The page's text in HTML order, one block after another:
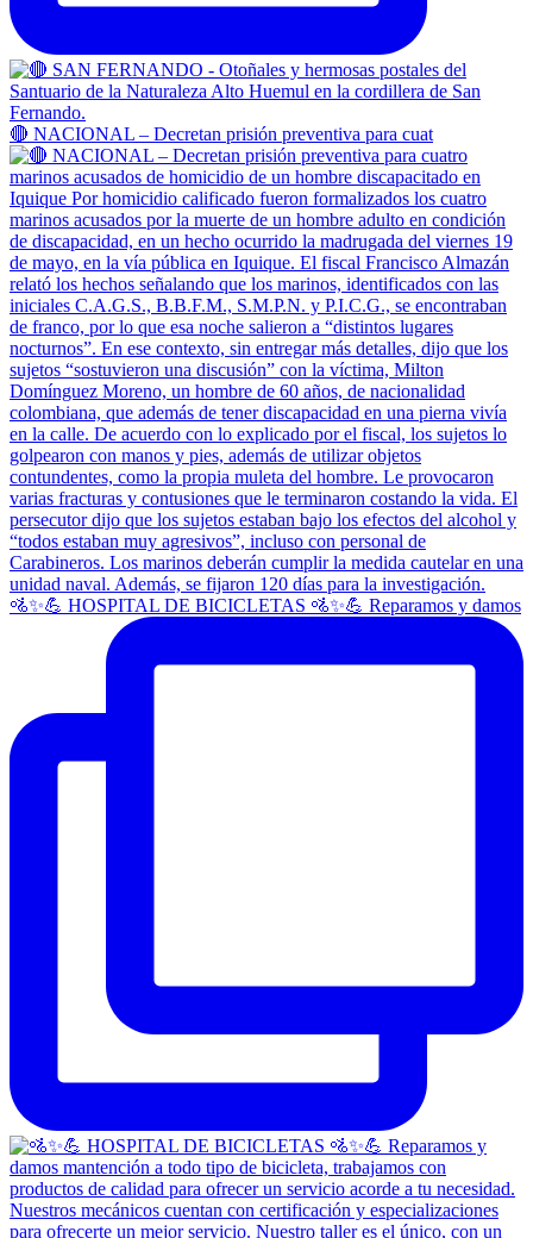
🔴 NACIONAL – Decretan prisión preventiva para cuat
🚵✨💪 HOSPITAL DE BICICLETAS 🚵✨💪 Reparamos y damos